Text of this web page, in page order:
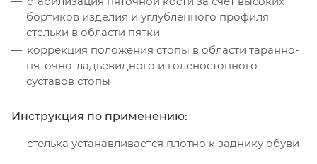
бортиков изделия и углубленного профиля
стельки в области пятки
коррекция положения стопы в области таранно-
пяточно-ладьевидного и голеностопного
суставов стопы
Инструкция по применению:
стелька устанавливается плотно к заднику обуви